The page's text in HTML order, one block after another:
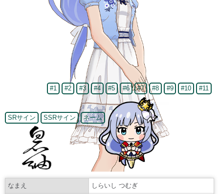
#1 #2 #3 #4 #5 #6 #7 #8 #9 #10 #11
SRサイン SSRサイン ネーム
なまえ しらいし つむぎ